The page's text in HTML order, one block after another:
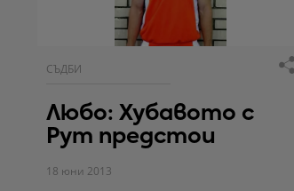
СЪДБИ
Любо: Хубавото с
Рут предстои
18 юни 2013